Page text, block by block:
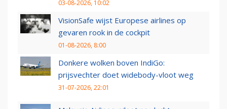
03-08-2026, 10:02
VisionSafe wijst Europese airlines op
gevaren rook in de cockpit
01-08-2026, 8:00
Donkere wolken boven IndiGo:
prijsvechter doet widebody-vloot weg
31-07-2026, 22:01